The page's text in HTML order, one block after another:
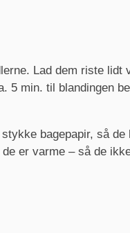
Lad dem riste lidt
5 min. til blandingen
bagepapir, så de
er varme – så de